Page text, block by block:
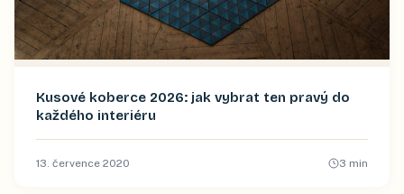
Kusové koberce 2026: jak vybrat ten pravý do
každého interiéru
13. července 2020 3 min